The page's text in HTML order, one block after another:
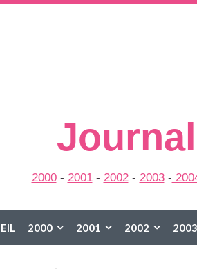
Journal
2000- 2001- 2002- 2003-
2000 2001 2002 2003